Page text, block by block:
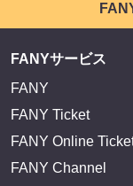
FANYサービス
FANY
FANY Ticket
FANY Online
FANY Channel